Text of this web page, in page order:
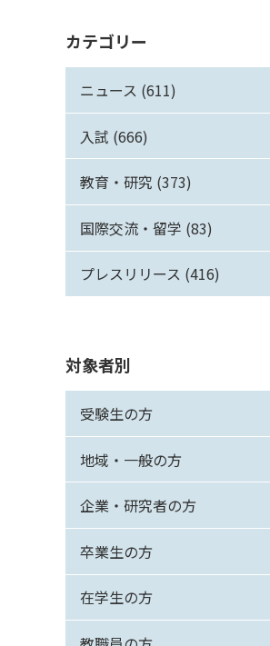
カテゴリー
ニュース (611)
入試 (666)
教育・研究 (373)
国際交流・留学 (83)
プレスリリース (416)
対象者別
受験生の方
地域・一般の方
企業・研究者の方
卒業生の方
在学生の方